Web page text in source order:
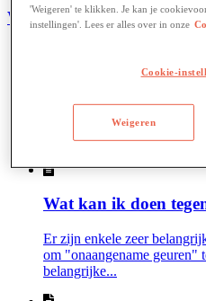
Wetgeving
Hoe meer u sorteert, hoe
dus uw steentje bij aan een
Wat kan ik doen
Er zijn enkele zeer
om "onaangename geuren"
belangrijke...
'Weigeren' te klikken. Je kan je
instellingen'. Lees er alles over in onze
Cookie-
Weigeren